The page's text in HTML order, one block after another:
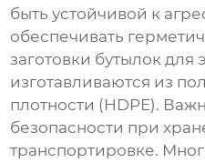
быть устойчивой к
обеспечивать
заготовки бутылок для
изготавливаются из
плотности (HDPE).
безопасности при
транспортировке.